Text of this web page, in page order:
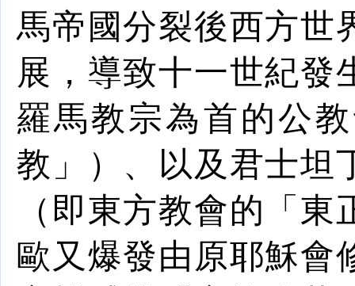
馬帝國分裂後西方世
展，導致十一世紀發
羅馬教宗為首的公
教」）、以及 君士坦
（即東方教會的「
歐 又爆發由原耶穌會